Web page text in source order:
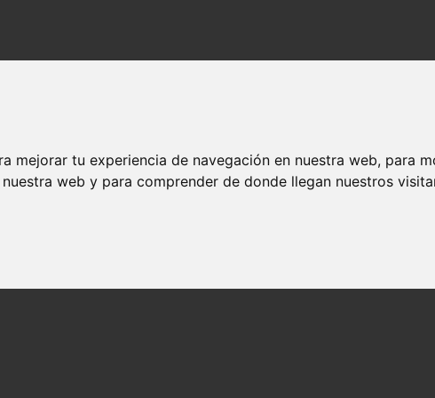
mejorar tu experiencia de navegación en nuestra web, para
web y para comprender de donde llegan nuestros